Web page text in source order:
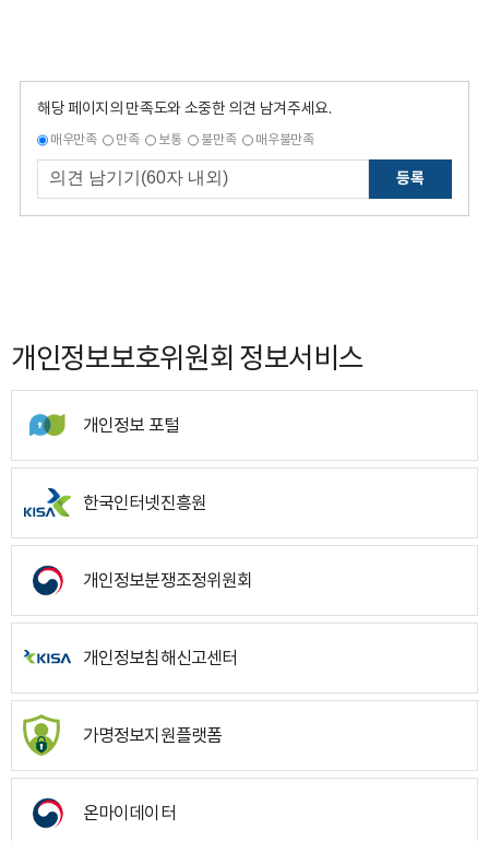
해당 페이지의 만족도와 소중한 의견 남겨주세요.
매우만족 만족 보통 불만족 매우불만족
등록
개인정보보호위원회 정보서비스
개인정보 포털
한국인터넷진흥원
개인정보분쟁조정위원회
개인정보침해신고센터
가명정보지원플랫폼
온마이데이터